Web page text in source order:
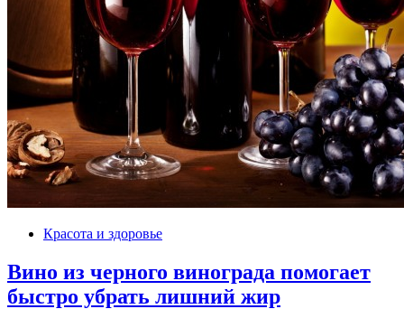
Красота и здоровье
Вино из черного винограда помогает
быстро убрать лишний жир